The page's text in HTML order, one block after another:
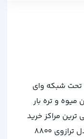
تحت شبکه وای
و تره بار
ترین مراکز خرید
شهروندان پایتخت، هم اکنون از مدل ترازوی ۸۸۰۰